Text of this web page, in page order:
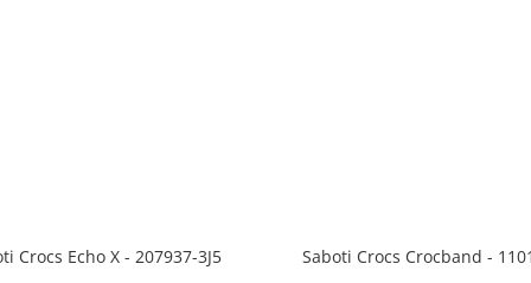
Crocs Echo X - 207937-3J5 Saboti Crocs Crocband -